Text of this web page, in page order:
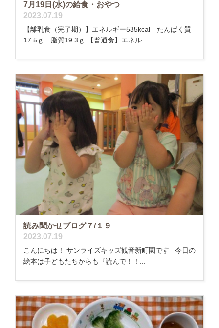
7月19日(水)の給食・おやつ
2023.07.19
【離乳食（完了期）】エネルギー535kcal たんぱく質
17.5ｇ 脂質19.3ｇ 【普通食】エネル...
読み聞かせブログ７/１９
2023.07.19
こんにちは！ サンライズキッズ観音新町園です 今日の
絵本は子どもたちからも『読んで！！...